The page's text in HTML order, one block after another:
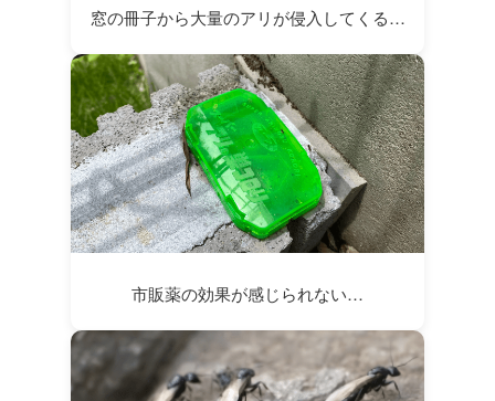
窓の冊子から大量のアリが侵入してくる…
市販薬の効果が感じられない…